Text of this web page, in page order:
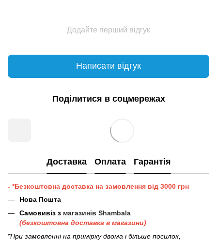
Додайте перший відгук
Написати відгук
Поділитися в соцмережах
Доставка Оплата Гарантія
- *Безкоштовна доставка на замовлення від 3000 грн
Нова Пошта
Самовивіз з магазинів Shambala
(безкоштовна доставка в магазини)
*При замовленні на примірку двома і більше посилок,